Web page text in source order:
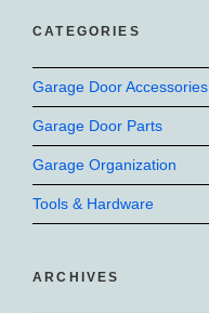
CATEGORIES
Garage Door Accessories
Garage Door Parts
Garage Organization
Tools & Hardware
ARCHIVES